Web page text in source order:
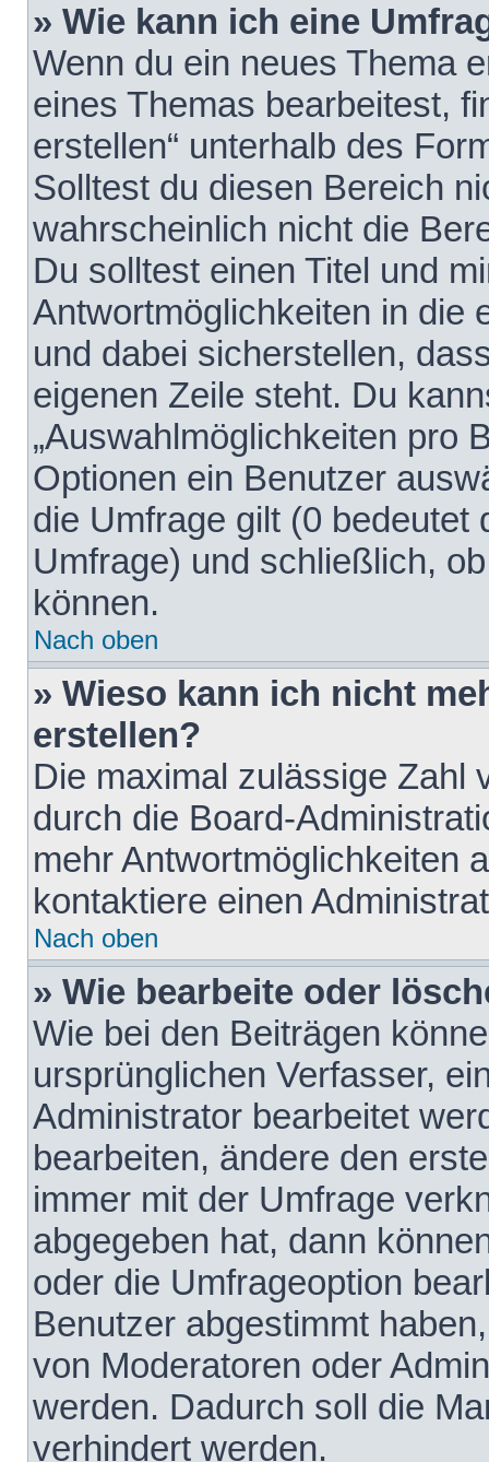
» Wie kann ich eine
Wenn du ein neues Thema
eines Themas bearbeitest,
erstellen“ unterhalb des
Solltest du diesen Bereich
wahrscheinlich nicht die
Du solltest einen Titel und
Antwortmöglichkeiten in die
und dabei sicherstellen,
eigenen Zeile steht. Du
„Auswahlmöglichkeiten pro
Optionen ein Benutzer
die Umfrage gilt (0 bedeutet
Umfrage) und schließlich,
können.
Nach oben
» Wieso kann ich nicht
erstellen?
Die maximal zulässige Zahl
durch die Board-
mehr Antwortmöglichkeiten
kontaktiere einen
Nach oben
» Wie bearbeite oder
Wie bei den Beiträgen
ursprünglichen Verfasser,
Administrator bearbeitet
bearbeiten, ändere den
immer mit der Umfrage
abgegeben hat, dann
oder die Umfrageoption
Benutzer abgestimmt
von Moderatoren oder
werden. Dadurch soll die
verhindert werden.